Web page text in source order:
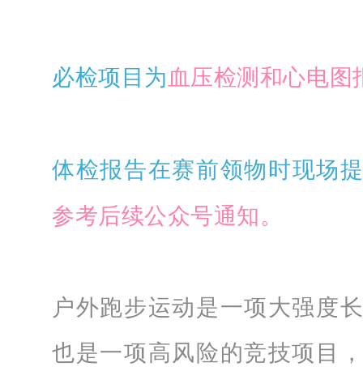
必检项目为 血压检测和心电图
体检报告在赛前领物时现场
参考后续公众号通知。
户外跑步运动是一项大强度
也是一项高风险的竞技项目